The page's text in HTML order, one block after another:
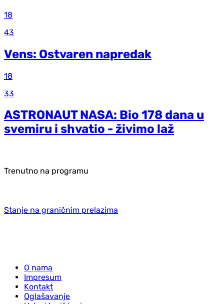
18
43
Vens: Ostvaren napredak
18
33
ASTRONAUT NASA: Bio 178 dana u
svemiru i shvatio - živimo laž
Trenutno na programu
Stanje na graničnim prelazima
O nama
Impresum
Kontakt
Oglašavanje